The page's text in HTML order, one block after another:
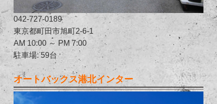
042-727-0189
東京都町田市旭町2-6-1
AM 10:00 ～ PM 7:00
駐車場: 59台
オートバックス港北インター